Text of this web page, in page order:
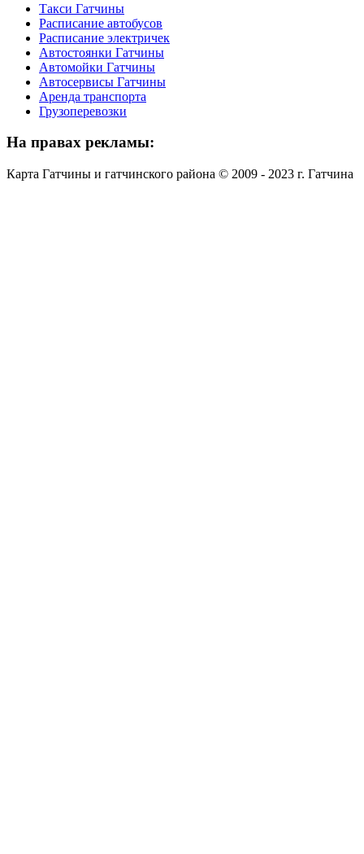
Такси Гатчины
Расписание автобусов
Расписание электричек
Автостоянки Гатчины
Автомойки Гатчины
Автосервисы Гатчины
Аренда транспорта
Грузоперевозки
На правах рекламы:
Карта Гатчины и гатчинского района © 2009 - 2023 г. Гатчина